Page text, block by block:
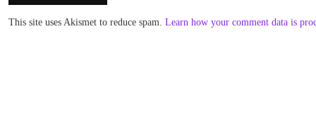
This site uses Akismet to reduce spam. Learn how your comment data is